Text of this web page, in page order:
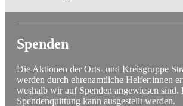
Spenden
Die Aktionen der Orts- und Kreisgruppe
werden durch ehrenamtliche Helfer:innen
weshalb wir auf Spenden angewiesen sind.
Spendenquittung kann ausgestellt werden.